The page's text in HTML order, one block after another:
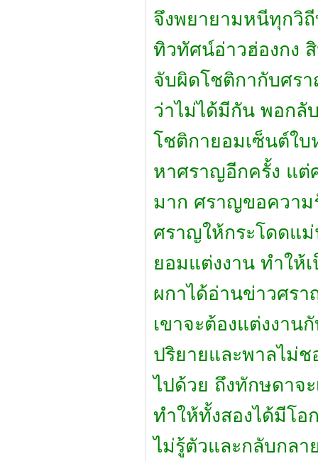
จึงพยายามหนีทุกวิ
ทิวทัศน์อ่าวฮ่องกง
จับผิดโชติกากับศร
ว่าไม่ได้มีกัน พอกลั
โชติกายอมเซ็นต์ใ
หาศราญอีกครั้ง แต่
มาก ศราญขอความ
ศราญให้กระโดดแม่
ยอมแต่งงาน ทำให้
ผกาได้อ่านข่าวศร
เขาจะต้องแต่งงาน
ปริยายและพาลไม่
ไปด้วย ถึงทักษดาจ
ทำให้ทั้งสองได้มีโ
ไม่รู้ตัวและกลับกล